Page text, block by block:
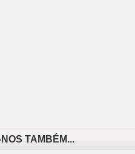
TAMBÉM...